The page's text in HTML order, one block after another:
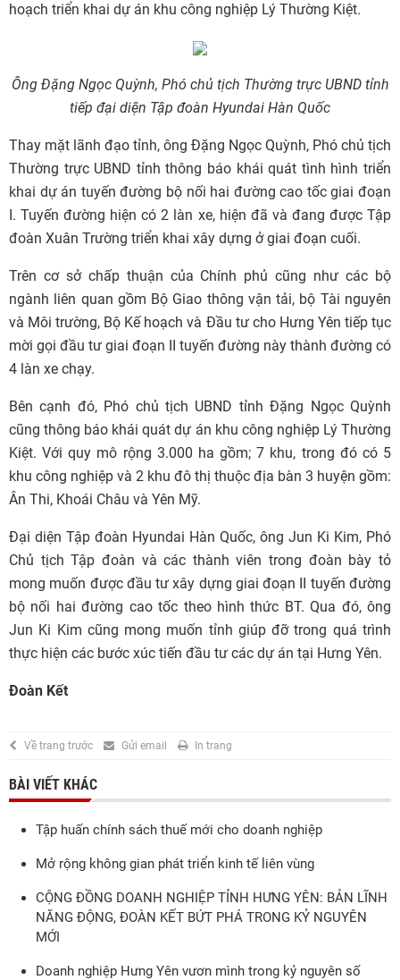
hoạch triển khai dự án khu công nghiệp Lý Thường Kiệt.
Ông Đặng Ngọc Quỳnh, Phó chủ tịch Thường trực UBND tỉnh
tiếp đại diện Tập đoàn Hyundai Hàn Quốc
Thay mặt lãnh đạo tỉnh, ông Đặng Ngọc Quỳnh, Phó chủ tịch
Thường trực UBND tỉnh thông báo khái quát tình hình triển
khai dự án tuyến đường bộ nối hai đường cao tốc giai đoạn
I. Tuyến đường hiện có 2 làn xe, hiện đã và đang được Tập
đoàn Xuân Trường triển khai xây dựng ở giai đoạn cuối.
Trên cơ sở chấp thuận của Chính phủ cũng như các bộ
ngành liên quan gồm Bộ Giao thông vận tải, bộ Tài nguyên
và Môi trường, Bộ Kế hoạch và Đầu tư cho Hưng Yên tiếp tục
mời gọi đầu tư giai đoạn II tuyến đường này thành đường có
4 làn xe chạy.
Bên cạnh đó, Phó chủ tịch UBND tỉnh Đặng Ngọc Quỳnh
cũng thông báo khái quát dự án khu công nghiệp Lý Thường
Kiệt. Với quy mô rộng 3.000 ha gồm; 7 khu, trong đó có 5
khu công nghiệp và 2 khu đô thị thuộc địa bàn 3 huyện gồm:
Ân Thi, Khoái Châu và Yên Mỹ.
Đại diện Tập đoàn Hyundai Hàn Quốc, ông Jun Ki Kim, Phó
Chủ tịch Tập đoàn và các thành viên trong đoàn bày tỏ
mong muốn được đầu tư xây dựng giai đoạn II tuyến đường
bộ nối hai đường cao tốc theo hình thức BT. Qua đó, ông
Jun Ki Kim cũng mong muốn tỉnh giúp đỡ trong quá trình
thực hiện các bước xúc tiến đầu tư các dự án tại Hưng Yên.
Đoàn Kết
Về trang trước Gửi email In trang
BÀI VIẾT KHÁC
Tập huấn chính sách thuế mới cho doanh nghiệp
Mở rộng không gian phát triển kinh tế liên vùng
CỘNG ĐỒNG DOANH NGHIỆP TỈNH HƯNG YÊN: BẢN LĨNH
NĂNG ĐỘNG, ĐOÀN KẾT BỨT PHÁ TRONG KỶ NGUYÊN
MỚI
Doanh nghiệp Hưng Yên vươn mình trong kỷ nguyên số